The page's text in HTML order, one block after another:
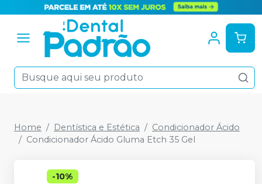
Home Dentística e Estética
Condicionador Ácido
Condicionador Ácido Gluma Etch 35 Gel
-10%